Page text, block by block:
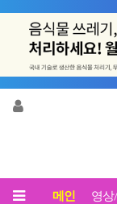
메인 영상